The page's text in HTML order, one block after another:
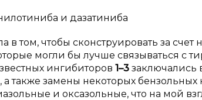
и дазатиниба
в том, чтобы сконструировать за счет
могли бы лучше связываться с
ингибиторов 1–3 заключались
также замены некоторых бензольных
и оксазольные, что на мой